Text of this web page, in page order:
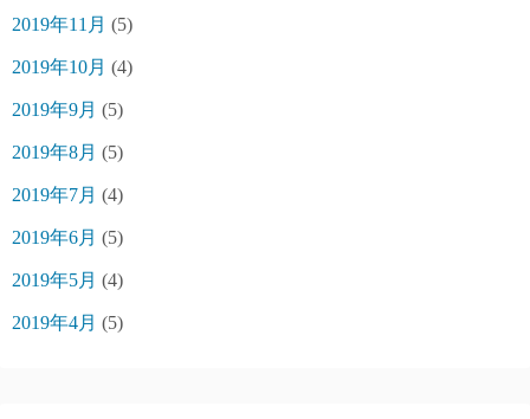
2019年11月 (5)
2019年10月 (4)
2019年9月 (5)
2019年8月 (5)
2019年7月 (4)
2019年6月 (5)
2019年5月 (4)
2019年4月 (5)